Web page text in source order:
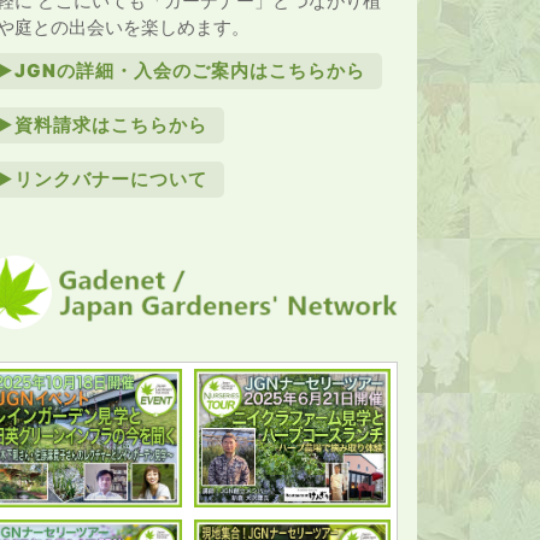
庭との出会いを楽しめます。
の詳細・入会のご案内はこちらから
資料請求はこちらから
リンクバナーについて